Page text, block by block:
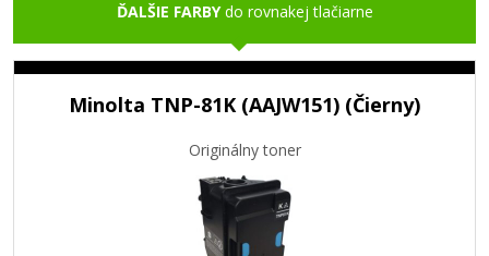
ĎALŠIE FARBYdo rovnakej tlačiarne
Minolta TNP-81K (AAJW151) (Čierny)
Originálny toner